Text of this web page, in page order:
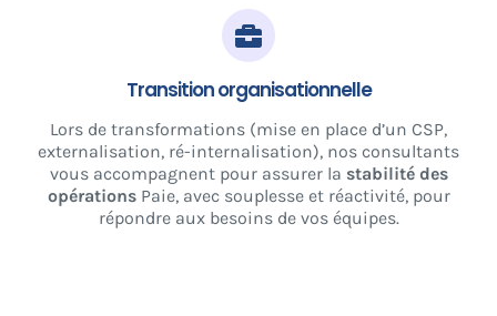
Transition organisationnelle
Lors de transformations (mise en place d’un CSP,
externalisation, ré-internalisation), nos consultants
vous accompagnent pour assurer la stabilité des
opérationsPaie, avec souplesse et réactivité, pour
répondre aux besoins de vos équipes.